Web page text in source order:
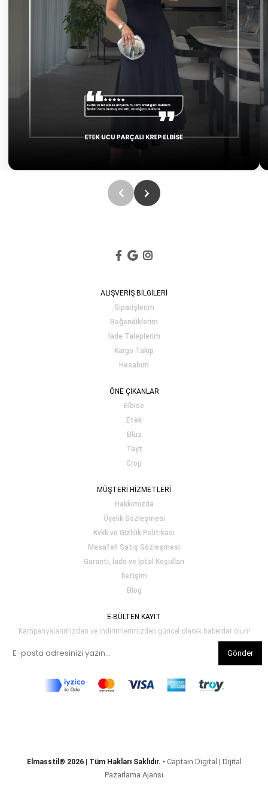
ALIŞVERİŞ BİLGİLERİ
Siparişlerim
Beğendiklerim
İade Taleplerim
Kargo Takip
Hesabım
ÖNE ÇIKANLAR
Elbise
Etek
Bluz
Tayt
Crop
MÜŞTERİ HİZMETLERİ
Hakkımızda
Üyelik Sözleşmesi
Kvkk ve Gizlilik Politikası
Mesafeli Satış Sözleşmesi
Garanti, İade ve İptal Koşulları
İletişim
Blog
E-BÜLTEN KAYIT
Kampanyalarımızdan ve indirimlerimizden güncel olarak haberdar olun!
Gönder
Elmasstil® 2026 | Tüm Hakları Saklıdır. • Captain Digital | Dijital
Pazarlama Ajansı